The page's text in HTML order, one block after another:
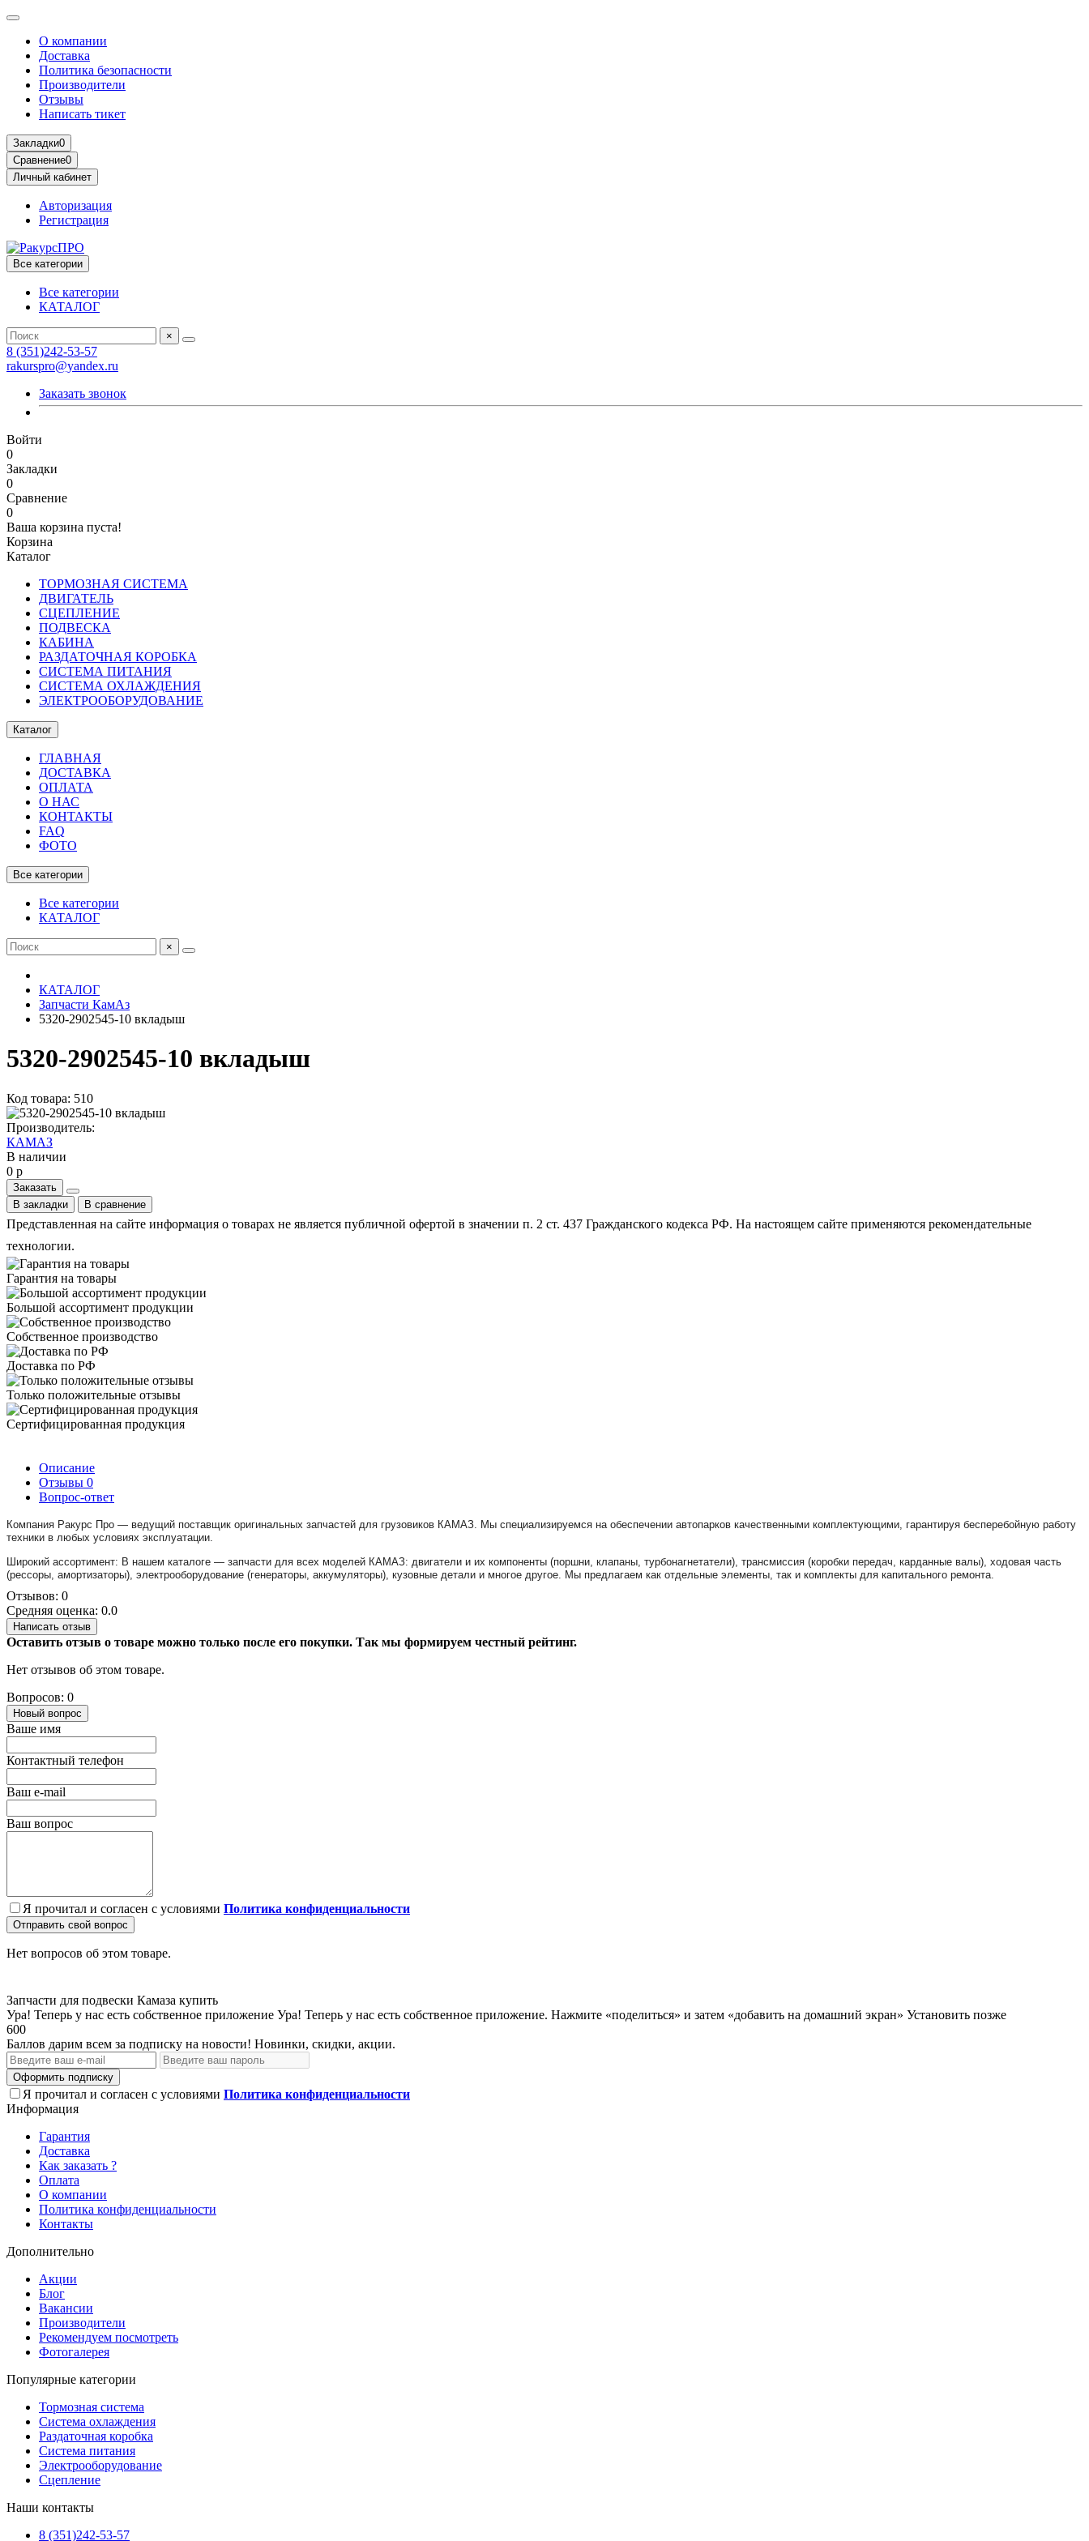
О компании
Доставка
Политика безопасности
Производители
Отзывы
Написать тикет
Закладки0
Сравнение0
Личный кабинет
Авторизация
Регистрация
Все категории
Все категории
КАТАЛОГ
×
8 (351)242-53-57
rakurspro@yandex.ru
Заказать звонок
Войти
0
Закладки
0
Сравнение
0
Ваша корзина пуста!
Корзина
Каталог
ТОРМОЗНАЯ СИСТЕМА
ДВИГАТЕЛЬ
СЦЕПЛЕНИЕ
ПОДВЕСКА
КАБИНА
РАЗДАТОЧНАЯ КОРОБКА
СИСТЕМА ПИТАНИЯ
СИСТЕМА ОХЛАЖДЕНИЯ
ЭЛЕКТРООБОРУДОВАНИЕ
Каталог
ГЛАВНАЯ
ДОСТАВКА
ОПЛАТА
О НАС
КОНТАКТЫ
FAQ
ФОТО
Все категории
Все категории
КАТАЛОГ
×
КАТАЛОГ
Запчасти КамАз
5320-2902545-10 вкладыш
5320-2902545-10 вкладыш
Код товара: 510
Производитель:
КАМАЗ
В наличии
0 р
Заказать
В закладки
В сравнение
Представленная на сайте информация о товарах не является публичной офертой в значении п. 2 ст. 437 Гражданского кодекса РФ. На настоящем сайте применяются рекомендательные
технологии.
Гарантия на товары
Большой ассортимент продукции
Собственное производство
Доставка по РФ
Только положительные отзывы
Сертифицированная продукция
Описание
Отзывы 0
Вопрос-ответ
Компания Ракурс Про — ведущий поставщик оригинальных запчастей для грузовиков КАМАЗ. Мы специализируемся на обеспечении автопарков качественными комплектующими, гарантируя бесперебойную работу
техники в любых условиях эксплуатации.
Широкий ассортимент: В нашем каталоге — запчасти для всех моделей КАМАЗ: двигатели и их компоненты (поршни, клапаны, турбонагнетатели), трансмиссия (коробки передач, карданные валы), ходовая часть
(рессоры, амортизаторы), электрооборудование (генераторы, аккумуляторы), кузовные детали и многое другое. Мы предлагаем как отдельные элементы, так и комплекты для капитального ремонта.
Отзывов: 0
Средняя оценка: 0.0
Написать отзыв
Оставить отзыв о товаре можно только после его покупки. Так мы формируем честный рейтинг.
Нет отзывов об этом товаре.
Вопросов: 0
Новый вопрос
Ваше имя
Контактный телефон
Ваш e-mail
Ваш вопрос
Я прочитал и согласен с условиями Политика конфиденциальности
Отправить свой вопрос
Нет вопросов об этом товаре.
Запчасти для подвески Камаза купить
Ура! Теперь у нас есть собственное приложение Ура! Теперь у нас есть собственное приложение. Нажмите «поделиться» и затем «добавить на домашний экран» Установить позже
600
Баллов дарим всем за подписку на новости! Новинки, скидки, акции.
Оформить подписку
Я прочитал и согласен с условиями Политика конфиденциальности
Информация
Гарантия
Доставка
Как заказать ?
Оплата
О компании
Политика конфиденциальности
Контакты
Дополнительно
Акции
Блог
Вакансии
Производители
Рекомендуем посмотреть
Фотогалерея
Популярные категории
Тормозная система
Система охлаждения
Раздаточная коробка
Система питания
Электрооборудование
Сцепление
Наши контакты
8 (351)242-53-57